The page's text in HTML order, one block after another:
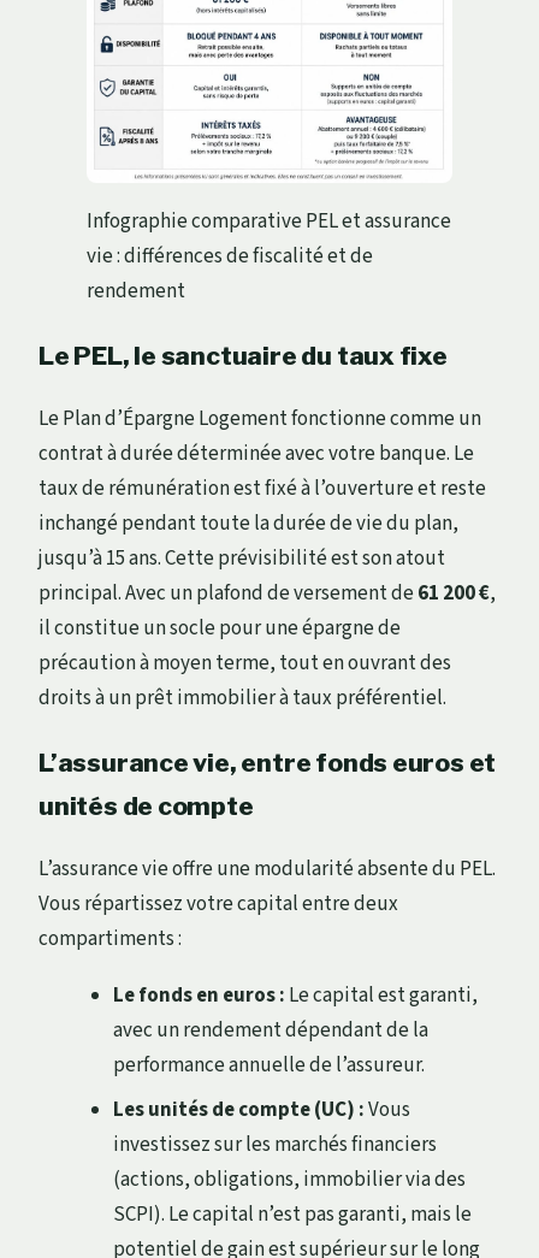
Infographie comparative PEL et assurance
vie : différences de fiscalité et de
rendement
Le PEL, le sanctuaire du taux fixe
Le Plan d’Épargne Logement fonctionne comme un
contrat à durée déterminée avec votre banque. Le
taux de rémunération est fixé à l’ouverture et reste
inchangé pendant toute la durée de vie du plan,
jusqu’à 15 ans. Cette prévisibilité est son atout
principal. Avec un plafond de versement de61 200 €,
il constitue un socle pour une épargne de
précaution à moyen terme, tout en ouvrant des
droits à un prêt immobilier à taux préférentiel.
L’assurance vie, entre fonds euros et
unités de compte
L’assurance vie offre une modularité absente du PEL.
Vous répartissez votre capital entre deux
compartiments :
Le fonds en euros : Le capital est garanti,
avec un rendement dépendant de la
performance annuelle de l’assureur.
Les unités de compte (UC) :Vous
investissez sur les marchés financiers
(actions, obligations, immobilier via des
SCPI). Le capital n’est pas garanti, mais le
potentiel de gain est supérieur sur le long